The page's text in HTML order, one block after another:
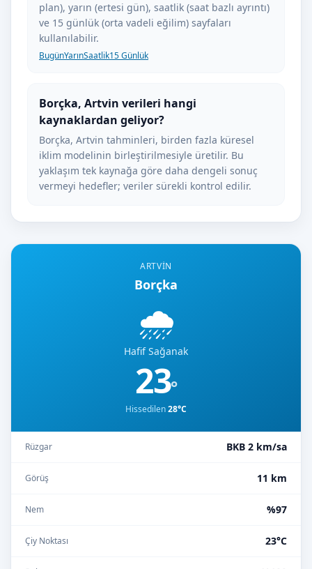
ARTVIN
Borçka
🌧️
Hafif Sağanak
23°
Hissedilen28°C
Rüzgar BKB 2 km/sa
Görüş 11 km
Nem %97
Çiy Noktası 23°C
plan), yarın (ertesi gün), saatlik (saat bazlı ayrıntı)
ve 15 günlük (orta vadeli eğilim) sayfaları
kullanılabilir.
BugünYarınSaatlik15 Günlük
Borçka, Artvin verileri hangi
kaynaklardan geliyor?
Borçka, Artvin tahminleri, birden fazla küresel
iklim modelinin birleştirilmesiyle üretilir. Bu
yaklaşım tek kaynağa göre daha dengeli sonuç
vermeyi hedefler; veriler sürekli kontrol edilir.